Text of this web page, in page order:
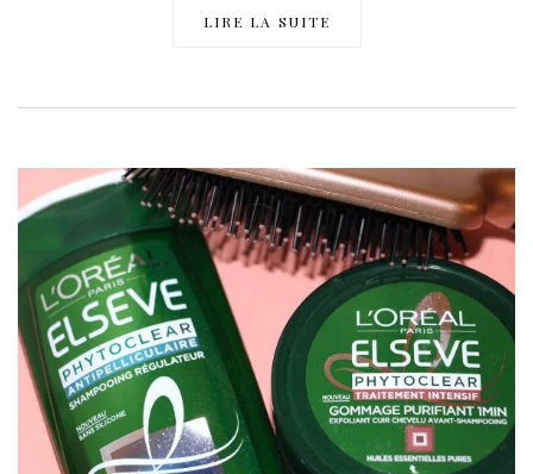
LIRE LA SUITE